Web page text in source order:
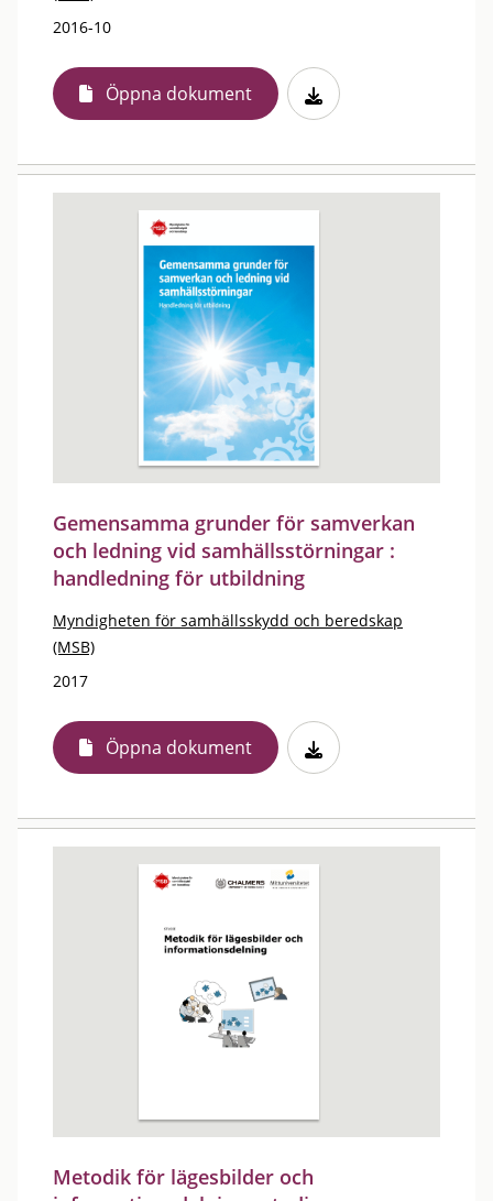
2016-10
Öppna dokument
Gemensamma grunder för samverkan
och ledning vid samhällsstörningar :
handledning för utbildning
Myndigheten för samhällsskydd och beredskap
(MSB)
2017
Öppna dokument
Metodik för lägesbilder och